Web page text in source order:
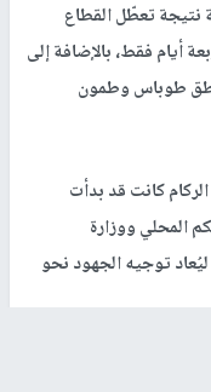
تعطّل القطاع
خلال أربعة أيام فقط، بالإضافة إلى
طوباس وطمون
كانت قد بدأت
المحلي ووزارة
ليُعاد توجيه الجهود نحو